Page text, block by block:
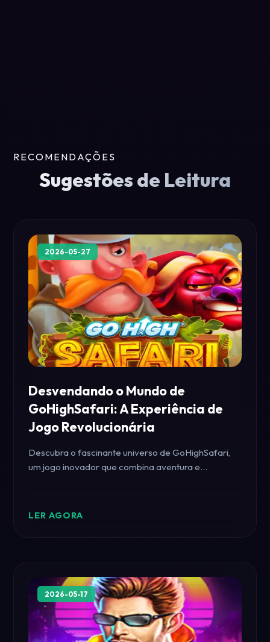
RECOMENDAÇÕES
Sugestões de Leitura
2026-05-27
Desvendando o Mundo de
GoHighSafari: A Experiência de
Jogo Revolucionária
Descubra o fascinante universo de GoHighSafari,
um jogo inovador que combina aventura e
LER AGORA
2026-05-17